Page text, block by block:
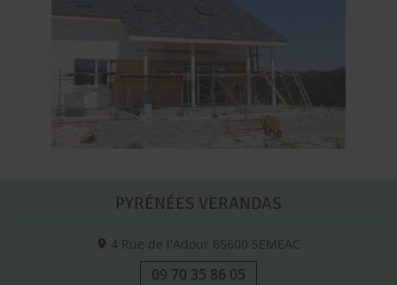
PYRÉNÉES VERANDAS
4 Rue de l'Adour 65600 SEMEAC
09 70 35 86 05